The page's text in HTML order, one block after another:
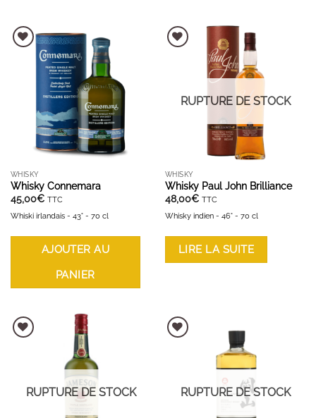
AJOUTER À LA LISTE D'ENVIES
WHISKY
Whisky Connemara
45,00€ TTC
Whiski irlandais - 43° - 70 cl
AJOUTER AU
PANIER
AJOUTER À LA LISTE D'ENVIES
RUPTURE DE STOCK
WHISKY
Whisky Paul John Brilliance
48,00€ TTC
Whisky indien - 46° - 70 cl
LIRE LA SUITE
AJOUTER À LA LISTE D'ENVIES
RUPTURE DE STOCK
AJOUTER À LA LISTE D'ENVIES
RUPTURE DE STOCK